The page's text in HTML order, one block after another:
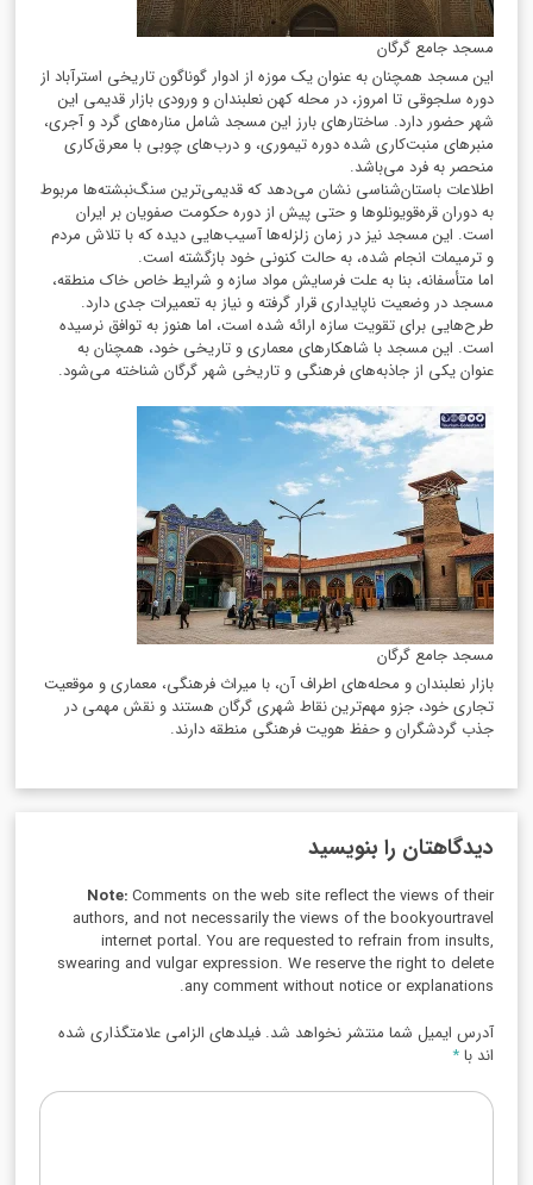
مسجد جامع گرگان
این مسجد همچنان به عنوان یک موزه از ادوار گوناگون تاریخی استرآباد از
دوره سلجوقی تا امروز، در محله کهن نعلبندان و ورودی بازار قدیمی این
شهر حضور دارد. ساختارهای بارز این مسجد شامل مناره‌های گرد و آجری،
منبرهای منبت‌کاری شده دوره تیموری، و درب‌های چوبی با معرق‌کاری
منحصر به فرد می‌باشد.
اطلاعات باستان‌شناسی نشان می‌دهد که قدیمی‌ترین سنگ‌نبشته‌ها مربوط
به دوران قره‌قویونلوها و حتی پیش از دوره حکومت صفویان بر ایران
است. این مسجد نیز در زمان زلزله‌ها آسیب‌هایی دیده که با تلاش مردم
و ترمیمات انجام شده، به حالت کنونی خود بازگشته است.
اما متأسفانه، بنا به علت فرسایش مواد سازه و شرایط خاص خاک منطقه،
مسجد در وضعیت ناپایداری قرار گرفته و نیاز به تعمیرات جدی دارد.
طرح‌هایی برای تقویت سازه ارائه شده است، اما هنوز به توافق نرسیده
است. این مسجد با شاهکارهای معماری و تاریخی خود، همچنان به
عنوان یکی از جاذبه‌های فرهنگی و تاریخی شهر گرگان شناخته می‌شود.
مسجد جامع گرگان
بازار نعلبندان و محله‌های اطراف آن، با میراث فرهنگی، معماری و موقعیت
تجاری خود، جزو مهم‌ترین نقاط شهری گرگان هستند و نقش مهمی در
جذب گردشگران و حفظ هویت فرهنگی منطقه دارند.
دیدگاهتان را بنویسید
Note:Comments on the web site reflect the views of their
authors, and not necessarily the views of the bookyourtravel
internet portal. You are requested to refrain from insults,
swearing and vulgar expression. We reserve the right to delete
any comment without notice or explanations.
آدرس ایمیل شما منتشر نخواهد شد. فیلدهای الزامی علامتگذاری شده
اند با*